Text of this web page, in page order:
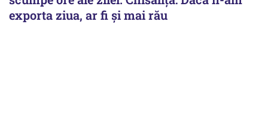
exporta ziua, ar fi și mai rău